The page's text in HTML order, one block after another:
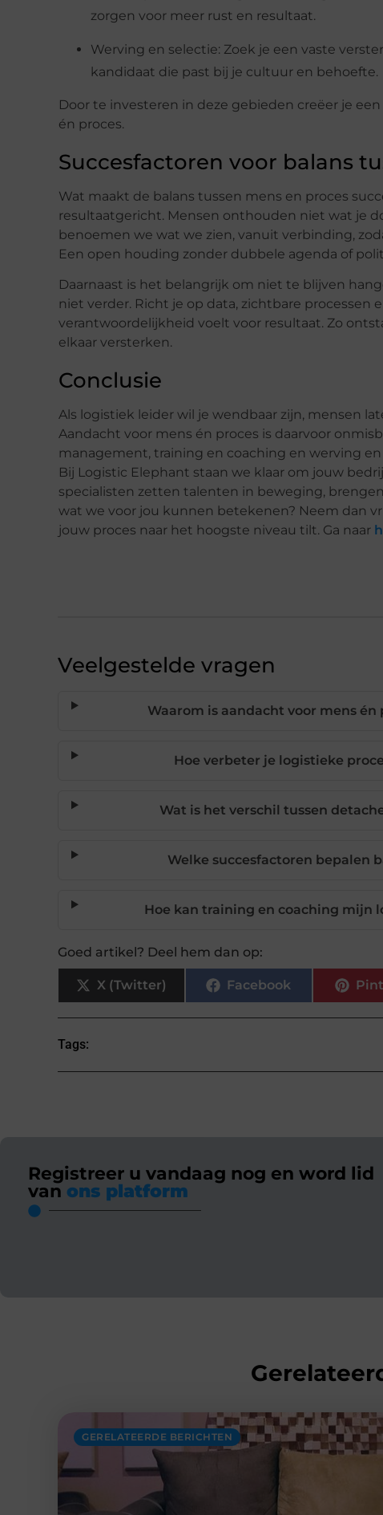
zorgen voor meer rust en resultaat.
Werving en selectie: Zoek je een vaste
kandidaat die past bij je cultuur en behoefte.
Door te investeren in deze gebieden creëer je
én proces.
Succesfactoren voor balans
Wat maakt de balans tussen mens en proces
resultaatgericht. Mensen onthouden niet wat je
benoemen we wat we zien, vanuit verbinding,
Een open houding zonder dubbele agenda of
Daarnaast is het belangrijk om niet te blijven
niet verder. Richt je op data, zichtbare processen
verantwoordelijkheid voelt voor resultaat. Zo
elkaar versterken.
Conclusie
Als logistiek leider wil je wendbaar zijn, mensen
Aandacht voor mens én proces is daarvoor
management, training en coaching en werving
Bij Logistic Elephant staan we klaar om jouw
specialisten zetten talenten in beweging,
wat we voor jou kunnen betekenen? Neem dan
jouw proces naar het hoogste niveau tilt. Ga naar
Veelgestelde vragen
Waarom is aandacht voor mens
Hoe verbeter je logistieke
Wat is het verschil tussen
Welke succesfactoren bepalen
Hoe kan training en coaching mijn
Goed artikel? Deel hem dan op:
X (Twitter) Facebook
Tags:
Registreer u vandaag nog en word lid
van ons platform
GERELATEERDE BERICHTEN